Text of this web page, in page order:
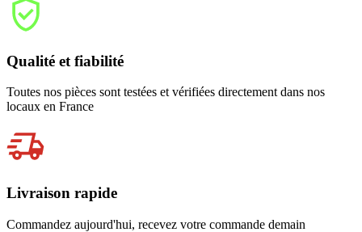
Qualité et fiabilité
Toutes nos pièces sont testées et vérifiées directement dans nos
locaux en France
Livraison rapide
Commandez aujourd'hui, recevez votre commande demain